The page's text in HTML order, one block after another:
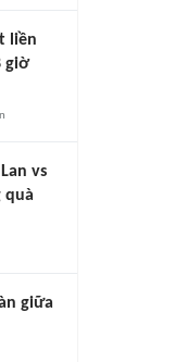
liền
giờ
vs
quà
giữa